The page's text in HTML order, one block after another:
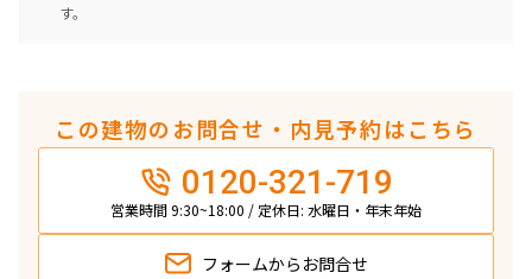
す。
この建物のお問合せ・内見予約はこちら
0120-321-719
営業時間 9:30~18:00 / 定休日: 水曜日・年末年始
フォームから お問合せ